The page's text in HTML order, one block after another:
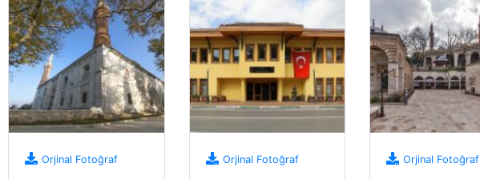
Orjinal Fotoğraf Orjinal Fotoğraf Orjinal Fotoğraf